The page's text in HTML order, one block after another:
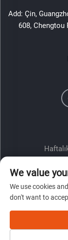
Add: Çin,
608, Chengtou
We value
We use cookies
don't want to